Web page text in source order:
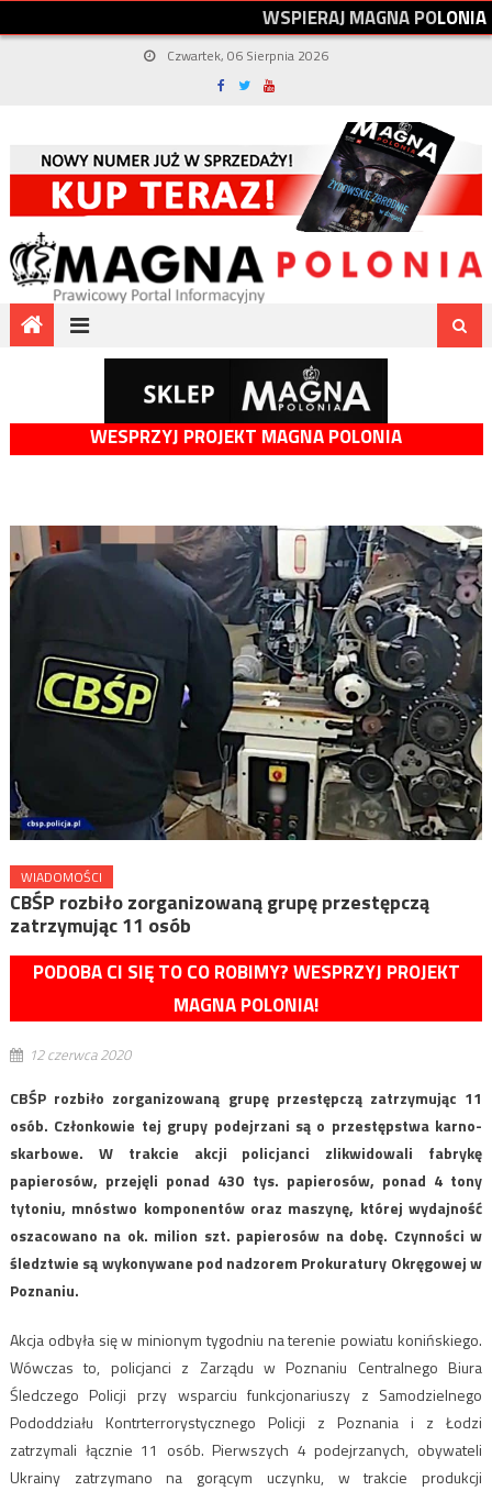
WSPIERAJMAGNAPOLONIA
Czwartek, 06 Sierpnia 2026
WESPRZYJ PROJEKT MAGNA POLONIA
WIADOMOŚCI
CBŚP rozbiło zorganizowaną grupę przestępczą
zatrzymując 11 osób
PODOBA CI SIĘ TO CO ROBIMY? WESPRZYJ PROJEKT
MAGNA POLONIA!
12 czerwca 2020
CBŚP rozbiło zorganizowaną grupę przestępczą zatrzymując 11
osób. Członkowie tej grupy podejrzani są o przestępstwa karno-
skarbowe. W trakcie akcji policjanci zlikwidowali fabrykę
papierosów, przejęli ponad 430 tys. papierosów, ponad 4 tony
tytoniu, mnóstwo komponentów oraz maszynę, której wydajność
oszacowano na ok. milion szt. papierosów na dobę. Czynności w
śledztwie są wykonywane pod nadzorem Prokuratury Okręgowej w
Poznaniu.
Akcja odbyła się w minionym tygodniu na terenie powiatu konińskiego.
Wówczas to, policjanci z Zarządu w Poznaniu Centralnego Biura
Śledczego Policji przy wsparciu funkcjonariuszy z Samodzielnego
Pododdziału Kontrterrorystycznego Policji z Poznania i z Łodzi
zatrzymali łącznie 11 osób. Pierwszych 4 podejrzanych, obywateli
Ukrainy zatrzymano na gorącym uczynku, w trakcie produkcji